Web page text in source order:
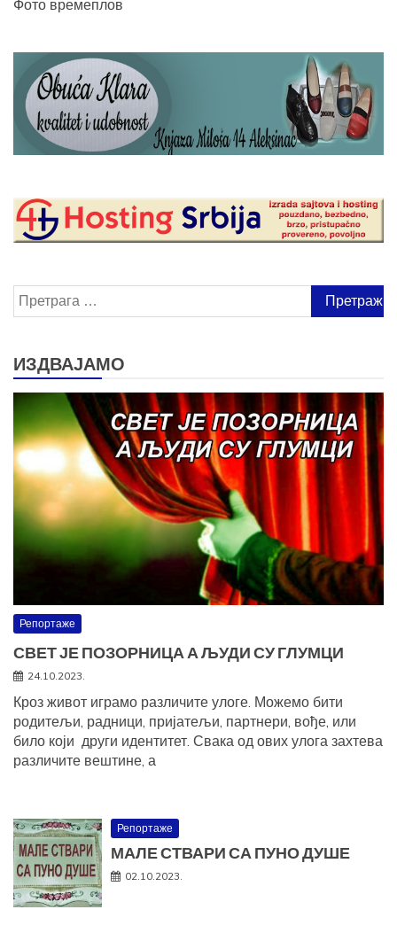
Фото времеплов
Претрага
за:
ИЗДВАЈАМО
Репортаже
СВЕТ ЈЕ ПОЗОРНИЦА А ЉУДИ СУ ГЛУМЦИ
24.10.2023.
Кроз живот играмо различите улоге. Можемо бити
родитељи, радници, пријатељи, партнери, вође, или
било који други идентитет. Свака од ових улога захтева
различите вештине, а
Репортаже
МАЛЕ СТВАРИ СА ПУНО ДУШЕ
02.10.2023.